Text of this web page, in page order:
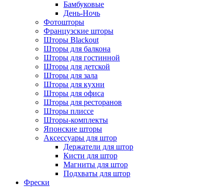
Бамбуковые
День-Ночь
Фотошторы
Французские шторы
Шторы Blackout
Шторы для балкона
Шторы для гостинной
Шторы для детской
Шторы для зала
Шторы для кухни
Шторы для офиса
Шторы для ресторанов
Шторы плиссе
Шторы-комплекты
Японские шторы
Аксессуары для штор
Держатели для штор
Кисти для штор
Магниты для штор
Подхваты для штор
Фрески